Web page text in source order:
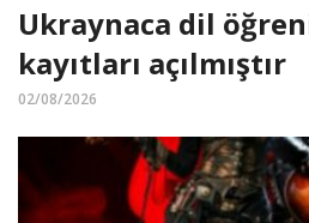
Ukraynaca dil
kayıtları açılmıştır
02/08/2026